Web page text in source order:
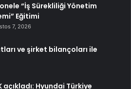
“İş Sürekliliği Yönetim
Eğitimi
7, 2026
ve şirket bilançoları ile
açıkladı: Hyundai Türkiye